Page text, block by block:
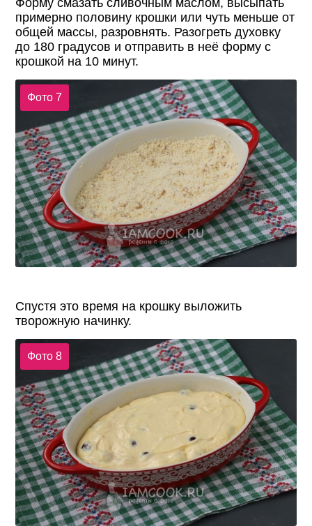
Форму смазать сливочным маслом, высыпать
примерно половину крошки или чуть меньше от
общей массы, разровнять. Разогреть духовку
до 180 градусов и отправить в неё форму с
крошкой на 10 минут.
Фото 7
Спустя это время на крошку выложить
творожную начинку.
Фото 8